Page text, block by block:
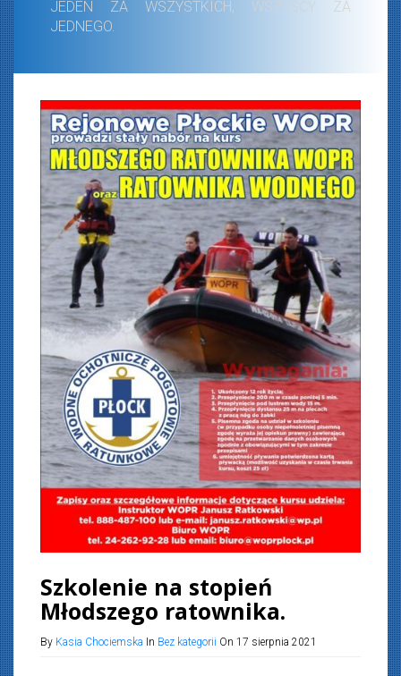
JEDEN ZA WSZYSTKICH, WSZYSCY ZA
JEDNEGO.
Szkolenie na stopień
Młodszego ratownika.
By Kasia Chociemska In Bez kategorii On 17 sierpnia 2021